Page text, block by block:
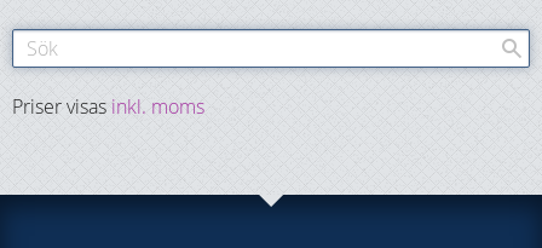
Priser visasinkl. moms